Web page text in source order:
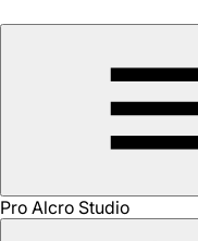
Pro Alcro Studio